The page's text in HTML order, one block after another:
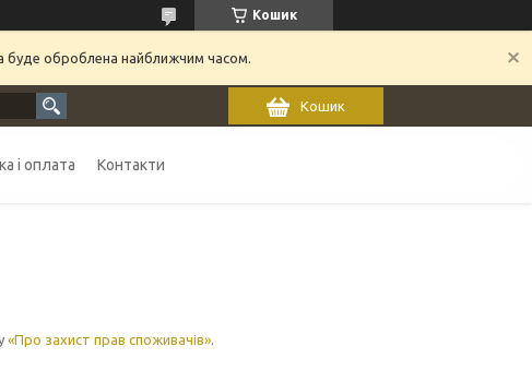
Кошик
буде оброблена найближчим часом.
Кошик
і оплата Контакти
«Про захист прав споживачів».